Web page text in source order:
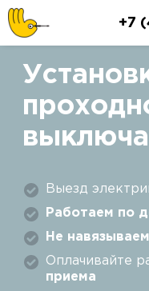
+7
Выезд
Работаем по
Не навязываем
Оплачивайте
приема